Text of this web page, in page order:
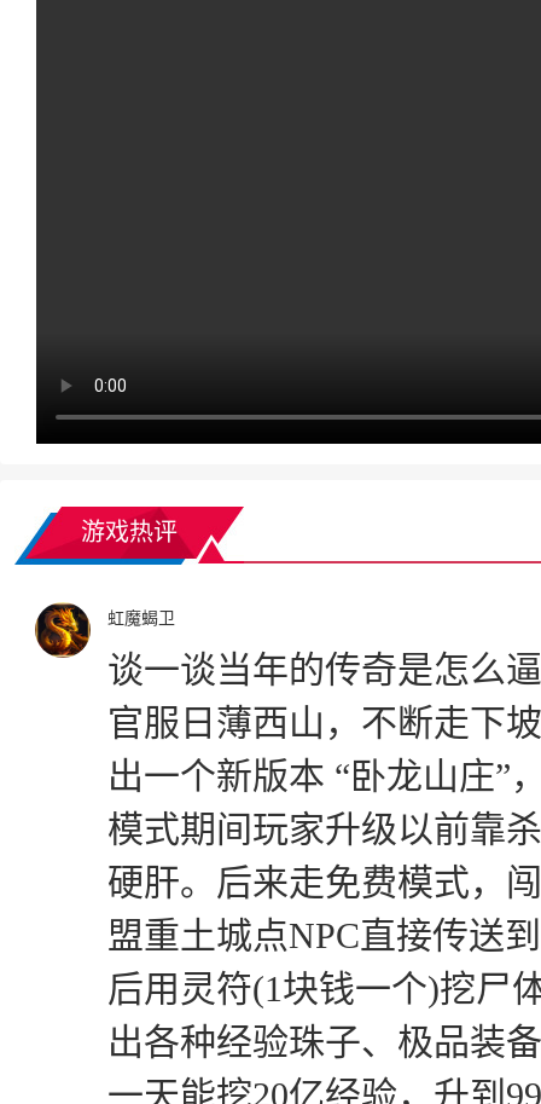
游戏热评
虹魔蝎卫
谈一谈当年的传奇是怎么
官服日薄西山，不断走下
出一个新版本 “卧龙山庄”
模式期间玩家升级以前靠
硬肝。后来走免费模式，
盟重土城点NPC直接传送
后用灵符(1块钱一个)挖尸
出各种经验珠子、极品装
一天能挖20亿经验，升到